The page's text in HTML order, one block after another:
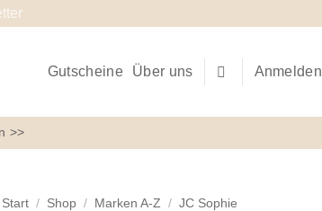
Gutscheine Über uns Anmelden
>>
Start / Shop / Marken A-Z / JC Sophie